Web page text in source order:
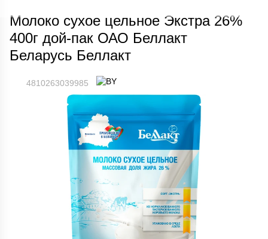
Молоко сухое цельное Экстра 26%
400г дой-пак ОАО Беллакт
Беларусь Беллакт
4810263039985